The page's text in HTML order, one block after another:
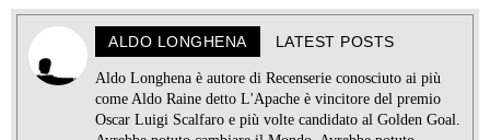
ALDO LONGHENA LATEST POSTS
Aldo Longhena è autore di Recenserie conosciuto ai più
come Aldo Raine detto L'Apache è vincitore del premio
Oscar Luigi Scalfaro e più volte candidato al Golden Goal.